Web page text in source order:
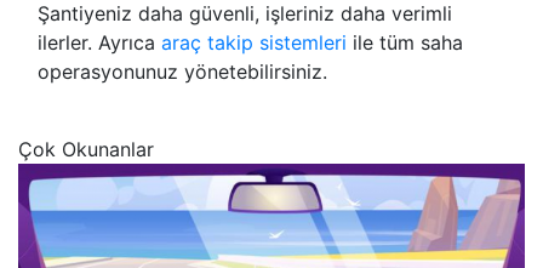
Şantiyeniz daha güvenli, işleriniz daha verimli
ilerler. Ayrıca araç takip sistemleri ile tüm saha
operasyonunuz yönetebilirsiniz.
Çok Okunanlar